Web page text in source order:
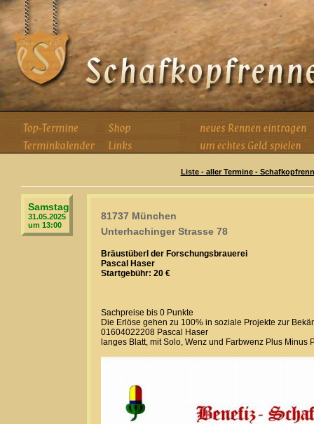
Liste - aller Termine -
Samstag
31.05.2025
um 13:00
81737 München
Unterhachinger Strasse 78
Bräustüberl der Forschungsbrauerei
Pascal Haser
Startgebühr: 20 €
Sachpreise bis 0 Punkte
Die Erlöse gehen zu 100% in soziale Projekte zur
01604022208 Pascal Haser
langes Blatt, mit Solo, Wenz und Farbwenz Plus Minus